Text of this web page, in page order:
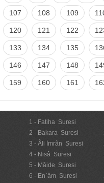
107 108 109
120 121 122
133 134 135
146 147 148
159 160 161
1 - Fatiha Suresi
2 - Bakara Suresi
3 - Âli İmrân Suresi
4 - Nisâ Suresi
5 - Mâide Suresi
6 - En`âm Suresi